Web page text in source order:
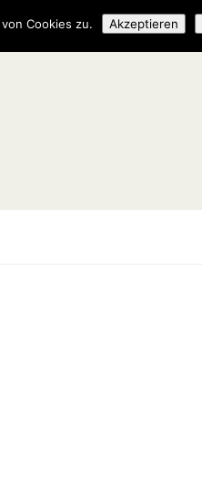
Cookies zu. Akzeptieren